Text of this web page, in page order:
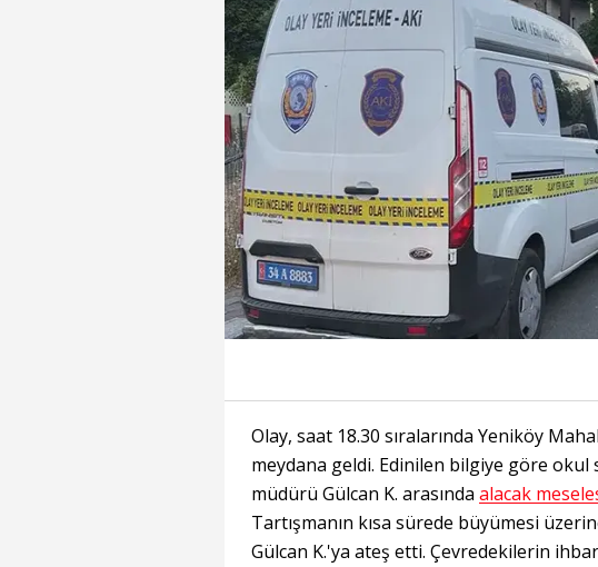
Olay, saat 18.30 sıralarında Yeniköy
meydana geldi. Edinilen bilgiye göre
müdürü Gülcan K. arasında alacak
Tartışmanın kısa sürede büyümesi
Gülcan K.'ya ateş etti. Çevredekilerin